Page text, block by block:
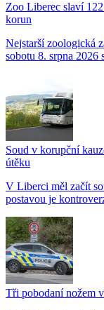
Zoo Liberec slaví
korun
Nejstarší zoologická
sobotu 8. srpna 2026
Soud v korupční
útěku
V Liberci měl začít
postavou je
Tři pobodaní nožem